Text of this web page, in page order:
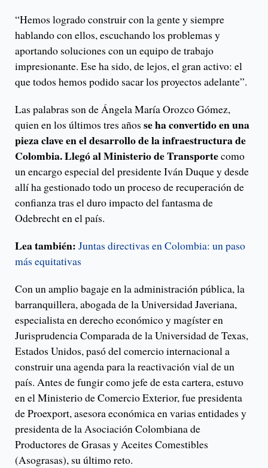
“Hemos logrado construir con la gente y siempre
hablando con ellos, escuchando los problemas y
aportando soluciones con un equipo de trabajo
impresionante. Ese ha sido, de lejos, el gran activo: el
que todos hemos podido sacar los proyectos adelante”.
Las palabras son de Ángela María Orozco Gómez,
quien en los últimos tres años se ha convertido en una
pieza clave en el desarrollo de la infraestructura de
Colombia. Llegó al Ministerio de Transportecomo
un encargo especial del presidente Iván Duque y desde
allí ha gestionado todo un proceso de recuperación de
confianza tras el duro impacto del fantasma de
Odebrecht en el país.
Lea también: Juntas directivas en Colombia: un paso
más equitativas
Con un amplio bagaje en la administración pública, la
barranquillera, abogada de la Universidad Javeriana,
especialista en derecho económico y magíster en
Jurisprudencia Comparada de la Universidad de Texas,
Estados Unidos, pasó del comercio internacional a
construir una agenda para la reactivación vial de un
país. Antes de fungir como jefe de esta cartera, estuvo
en el Ministerio de Comercio Exterior, fue presidenta
de Proexport, asesora económica en varias entidades y
presidenta de la Asociación Colombiana de
Productores de Grasas y Aceites Comestibles
(Asograsas), su último reto.